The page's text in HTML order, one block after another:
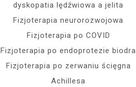
dyskopatia lędźwiowa a jelita
Fizjoterapia neurorozwojowa
Fizjoterapia po COVID
Fizjoterapia po endoprotezie biodra
Fizjoterapia po zerwaniu ścięgna
Achillesa